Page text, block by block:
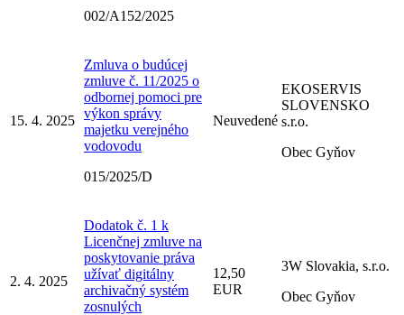
002/A152/2025
15. 4. 2025
Zmluva o budúcej
zmluve č. 11/2025 o
odbornej pomoci pre
výkon správy
majetku verejného
vodovodu
015/2025/D
Neuvedené
EKOSERVIS
SLOVENSKO
s.r.o.
Obec Gyňov
2. 4. 2025
Dodatok č. 1 k
Licenčnej zmluve na
poskytovanie práva
užívať digitálny
archivačný systém
zosnulých
12,50
EUR
3W Slovakia, s.r.o.
Obec Gyňov